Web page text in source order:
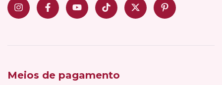
Meios de pagamento